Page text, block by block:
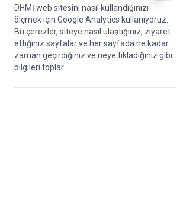
DHMİ web sitesini nasıl kullandığınızı
ölçmek için Google Analytics kullanıyoruz.
Bu çerezler, siteye nasıl ulaştığınız, ziyaret
ettiğiniz sayfalar ve her sayfada ne kadar
zaman geçirdiğiniz ve neye tıkladığınız gibi
bilgileri toplar.
DHMİ Hakkında
Hakkımızda
DHMİ Kurumsal Logo
Misyonumuz ve Vizyonumuz
Yönetim Kurulu